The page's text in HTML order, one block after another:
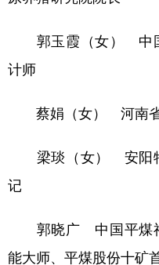
郭玉霞（女） 中国
计师
蔡娟（女） 河南省
梁琰（女） 安阳特
记
郭晓广 中国平煤神
能大师、平煤股份十矿